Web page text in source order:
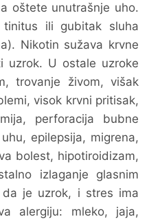
oštete unutrašnje uho.
ili gubitak sluha
Nikotin sužava krvne
uzrok. U ostale uzroke
trovanje živom, višak
visok krvni pritisak,
perforacija bubne
epilepsija, migrena,
bolest, hipotiroidizam,
izlaganje glasnim
je uzrok, i stres ima
alergiju: mleko, jaja,